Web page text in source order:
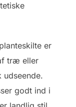
er
træ eller
udseende.
godt ind i